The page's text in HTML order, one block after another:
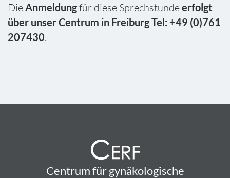
DieAnmeldungfür diese Sprechstundeerfolgt
über unser Centrum in Freiburg Tel: +49 (0)761
207430.
Centrum für gynäkologische